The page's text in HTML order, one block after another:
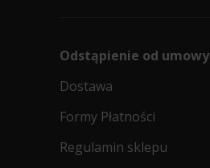
Odstąpienie od umowy
Dostawa
Formy Płatności
Regulamin sklepu